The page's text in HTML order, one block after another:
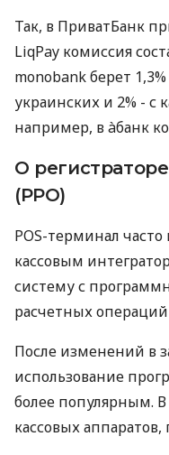
Так, в ПриватБанк
LiqPay комиссия
monobank берет
украинских и 2% - с
например, в àбанк
О
(РРО)
POS-терминал часто
кассовым
систему с
расчетных
После изменений в
использование
более популярным.
кассовых аппаратов,